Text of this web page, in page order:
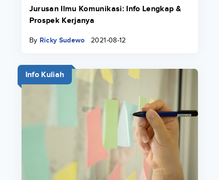
Jurusan Ilmu Komunikasi: Info Lengkap &
Prospek Kerjanya
By Ricky Sudewo 2021-08-12
Info Kuliah